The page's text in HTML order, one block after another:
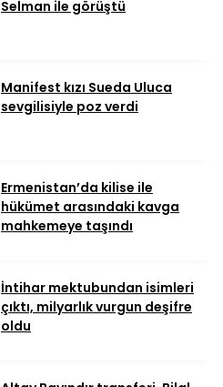
Selman ile görüştü
Manifest kızı Sueda Uluca
sevgilisiyle poz verdi
Ermenistan’da kilise ile
hükümet arasındaki kavga
mahkemeye taşındı
İntihar mektubundan isimleri
çıktı, milyarlık vurgun deşifre
oldu